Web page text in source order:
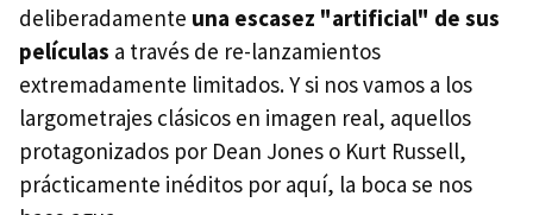
deliberadamente una escasez "artificial" de sus
películas a través de re-lanzamientos
extremadamente limitados. Y si nos vamos a los
largometrajes clásicos en imagen real, aquellos
protagonizados por Dean Jones o Kurt Russell,
prácticamente inéditos por aquí, la boca se nos